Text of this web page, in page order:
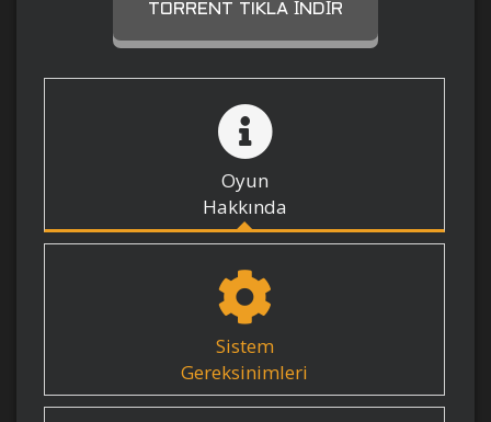
TORRENT TIKLA İNDIR
Oyun
Hakkında
Sistem
Gereksinimleri